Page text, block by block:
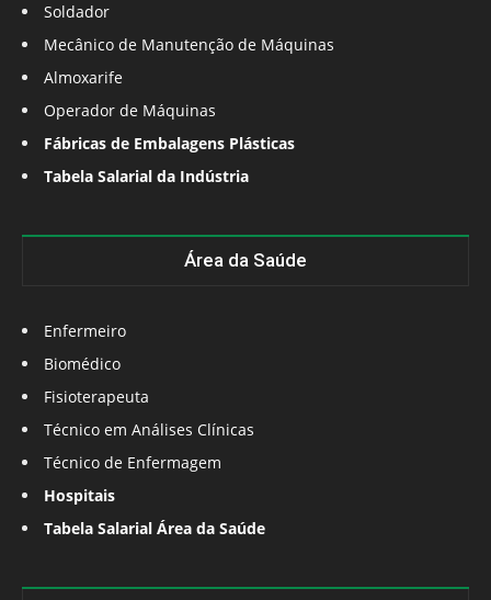
Soldador
Mecânico de Manutenção de Máquinas
Almoxarife
Operador de Máquinas
Fábricas de Embalagens Plásticas
Tabela Salarial da Indústria
Área da Saúde
Enfermeiro
Biomédico
Fisioterapeuta
Técnico em Análises Clínicas
Técnico de Enfermagem
Hospitais
Tabela Salarial Área da Saúde